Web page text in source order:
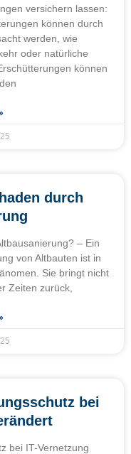
versichern lassen:
können durch
werden, wie
oder natürliche
können
durch
– Ein
von Altbauten ist in
Sie bringt nicht
Zeiten zurück,
bei
bei IT-Vernetzung